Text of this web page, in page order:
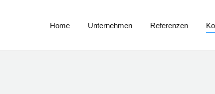
Home Unternehmen Referenzen